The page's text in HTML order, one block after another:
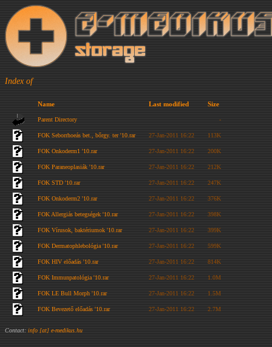
Index of
Name Last modified Size
Parent Directory -
FOK Seborrhoeás bet., bőrgy. ter '10.rar 27-Jan-2011 16:22 113K
FOK Onkoderm1 '10.rar 27-Jan-2011 16:22 200K
FOK Paraneoplasiák '10.rar 27-Jan-2011 16:22 212K
FOK STD '10.rar 27-Jan-2011 16:22 247K
FOK Onkoderm2 '10.rar 27-Jan-2011 16:22 376K
FOK Allergiás betegségek '10.rar 27-Jan-2011 16:22 398K
FOK Vírusok, baktériumok '10.rar 27-Jan-2011 16:22 399K
FOK Dermatophlebológia '10.rar 27-Jan-2011 16:22 599K
FOK HIV előadás '10.rar 27-Jan-2011 16:22 814K
FOK Immunpatológia '10.rar 27-Jan-2011 16:22 1.0M
FOK LE Bull Morph '10.rar 27-Jan-2011 16:22 1.5M
FOK Bevezető előadás '10.rar 27-Jan-2011 16:22 2.7M
Contact: info [at] e-medikus.hu